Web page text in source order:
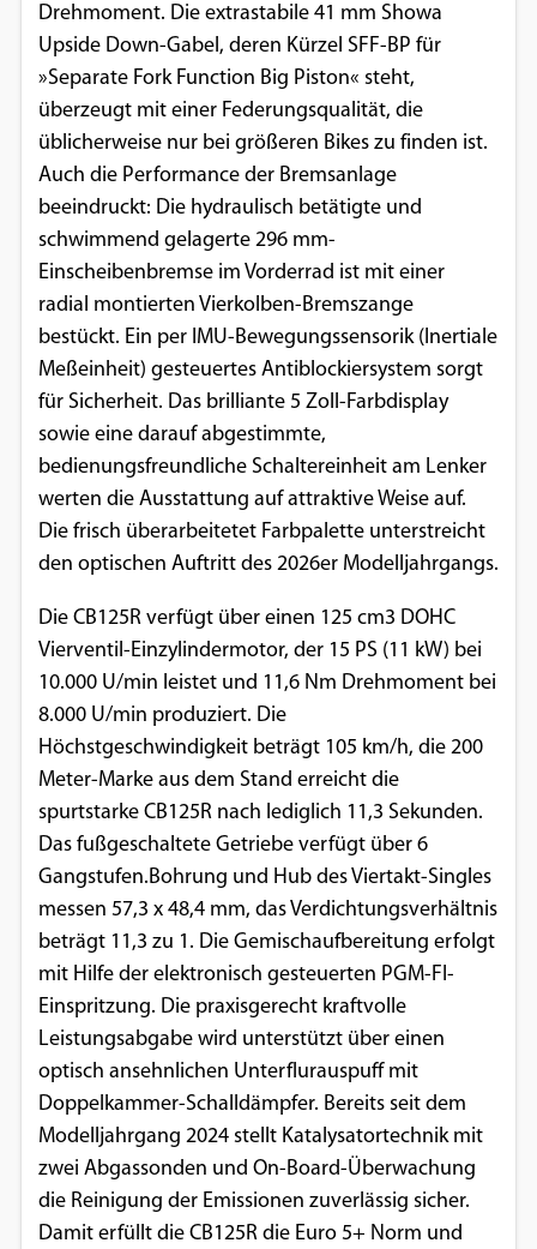
Drehmoment. Die extrastabile 41 mm Showa
Upside Down-Gabel, deren Kürzel SFF-BP für
»Separate Fork Function Big Piston« steht,
überzeugt mit einer Federungsqualität, die
üblicherweise nur bei größeren Bikes zu finden ist.
Auch die Performance der Bremsanlage
beeindruckt: Die hydraulisch betätigte und
schwimmend gelagerte 296 mm-
Einscheibenbremse im Vorderrad ist mit einer
radial montierten Vierkolben-Bremszange
bestückt. Ein per IMU-Bewegungssensorik (Inertiale
Meßeinheit) gesteuertes Antiblockiersystem sorgt
für Sicherheit. Das brilliante 5 Zoll-Farbdisplay
sowie eine darauf abgestimmte,
bedienungsfreundliche Schaltereinheit am Lenker
werten die Ausstattung auf attraktive Weise auf.
Die frisch überarbeitetet Farbpalette unterstreicht
den optischen Auftritt des 2026er Modelljahrgangs.
Die CB125R verfügt über einen 125 cm3 DOHC
Vierventil-Einzylindermotor, der 15 PS (11 kW) bei
10.000 U/min leistet und 11,6 Nm Drehmoment bei
8.000 U/min produziert. Die
Höchstgeschwindigkeit beträgt 105 km/h, die 200
Meter-Marke aus dem Stand erreicht die
spurtstarke CB125R nach lediglich 11,3 Sekunden.
Das fußgeschaltete Getriebe verfügt über 6
Gangstufen.Bohrung und Hub des Viertakt-Singles
messen 57,3 x 48,4 mm, das Verdichtungsverhältnis
beträgt 11,3 zu 1. Die Gemischaufbereitung erfolgt
mit Hilfe der elektronisch gesteuerten PGM-FI-
Einspritzung. Die praxisgerecht kraftvolle
Leistungsabgabe wird unterstützt über einen
optisch ansehnlichen Unterflurauspuff mit
Doppelkammer-Schalldämpfer. Bereits seit dem
Modelljahrgang 2024 stellt Katalysatortechnik mit
zwei Abgassonden und On-Board-Überwachung
die Reinigung der Emissionen zuverlässig sicher.
Damit erfüllt die CB125R die Euro 5+ Norm und